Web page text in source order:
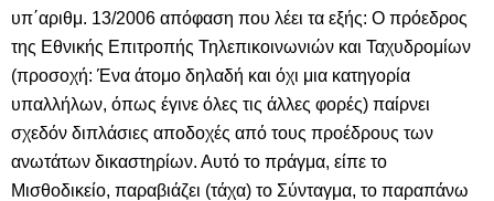
υπ΄αριθμ. 13/2006 απόφαση που λέει τα εξής: Ο πρόεδρος
της Εθνικής Επιτροπής Τηλεπικοινωνιών και Ταχυδρομίων
(προσοχή: Ένα άτομο δηλαδή και όχι μια κατηγορία
υπαλλήλων, όπως έγινε όλες τις άλλες φορές) παίρνει
σχεδόν διπλάσιες αποδοχές από τους προέδρους των
ανωτάτων δικαστηρίων. Αυτό το πράγμα, είπε το
Μισθοδικείο, παραβιάζει (τάχα) το Σύνταγμα, το παραπάνω